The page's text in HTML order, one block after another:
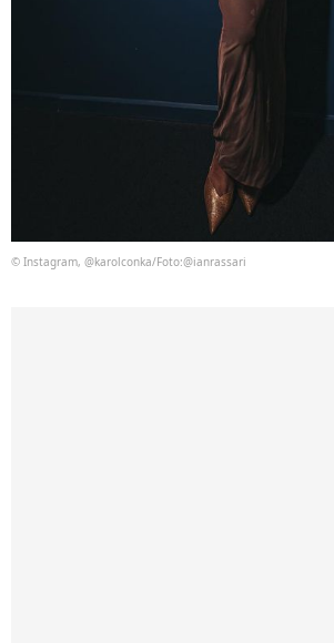
© Instagram, @karolconka/Foto:@ianrassari